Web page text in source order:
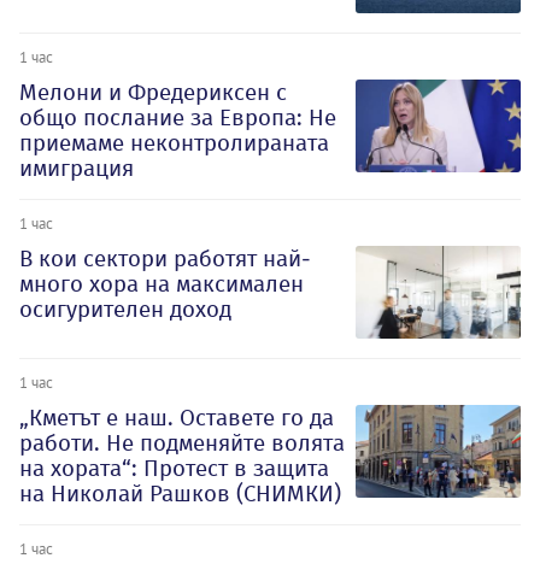
1 час
Мелони и Фредериксен с
общо послание за Европа: Не
приемаме неконтролираната
имиграция
1 час
В кои сектори работят най-
много хора на максимален
осигурителен доход
1 час
„Кметът е наш. Оставете го да
работи. Не подменяйте волята
на хората“: Протест в защита
на Николай Рашков (СНИМКИ)
1 час